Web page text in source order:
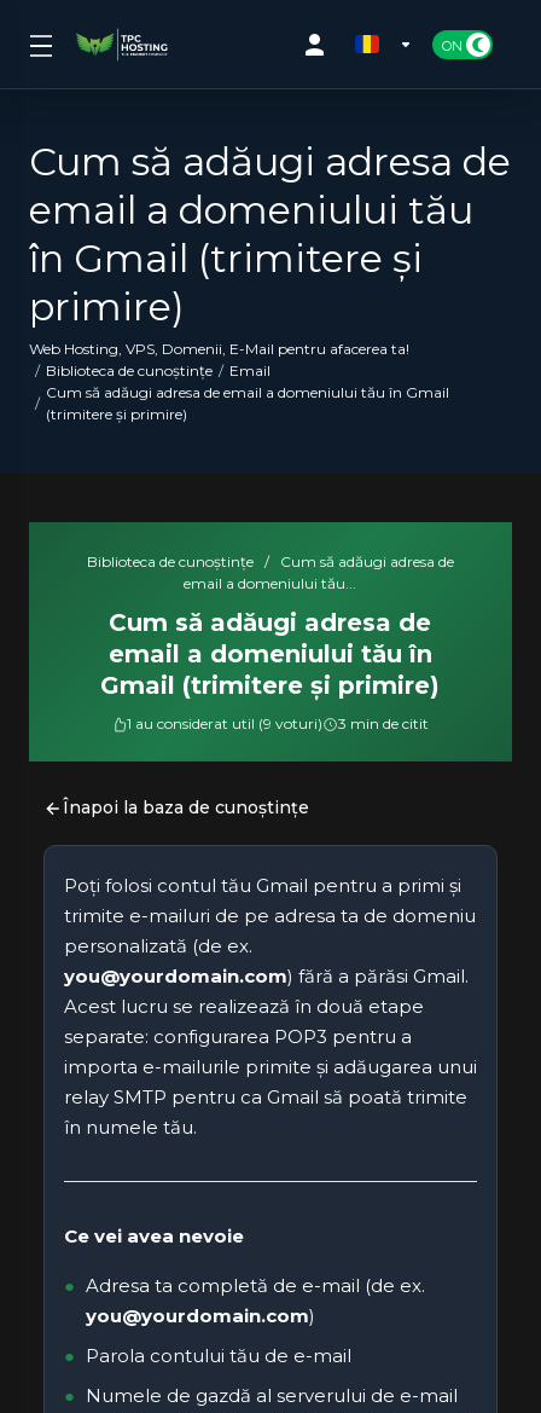
Cum să adăugi adresa de
email a domeniului tău
în Gmail (trimitere și
primire)
Web Hosting, VPS, Domenii, E-Mail pentru afacerea ta!
Biblioteca de cunoștințe
Email
Cum să adăugi adresa de email a domeniului tău în Gmail
(trimitere și primire)
Biblioteca de cunoștințe /
Cum să adăugi adresa de
email a domeniului tău...
Cum să adăugi adresa de
email a domeniului tău în
Gmail (trimitere și primire)
1 au considerat util (9 voturi) 3 min de citit
Înapoi la baza de cunoștințe
Poți folosi contul tău Gmail pentru a primi și
trimite e-mailuri de pe adresa ta de domeniu
personalizată (de ex.
you@yourdomain.com) fără a părăsi Gmail.
Acest lucru se realizează în două etape
separate: configurarea POP3 pentru a
importa e-mailurile primite și adăugarea unui
relay SMTP pentru ca Gmail să poată trimite
în numele tău.
Ce vei avea nevoie
Adresa ta completă de e-mail (de ex.
you@yourdomain.com)
Parola contului tău de e-mail
Numele de gazdă al serverului de e-mail